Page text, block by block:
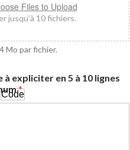
Files to Upload
jusqu’à 10 fichiers.
Mo par fichier.
expliciter en 5 à 10 lignes
*
Code